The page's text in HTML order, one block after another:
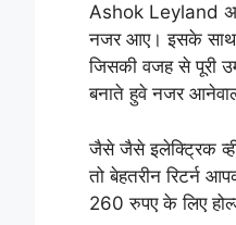
Ashok Leyland
नजर आए। इसके साथ
जिसकी वजह से पूरी
बनाते हुवे नजर
जैसे जैसे इलेक्ट्रिक
तो बेहतरीन रिटर्न
260 रुपए के लिए